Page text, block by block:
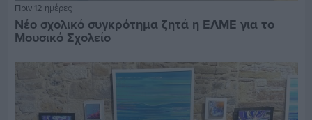
Πριν 12 ημέρες
Νέο σχολικό συγκρότημα ζητά η ΕΛΜΕ για το
Μουσικό Σχολείο